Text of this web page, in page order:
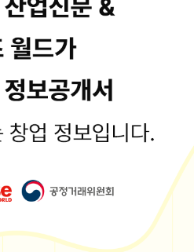
2km
받습니다.** 개인방화벽을 설치했었
고사 영어 대본.pdf 2015년 3월